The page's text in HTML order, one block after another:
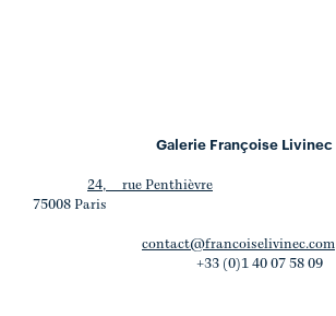
Galerie Françoise Livinec
24, rue Penthièvre
75008 Paris
contact@francoiselivinec.com
+33 (0)1 40 07 58 09